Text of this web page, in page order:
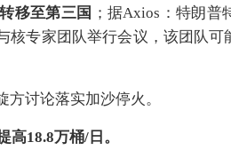
移至第三国 ；据Axios：特朗
核专家团队举行会议，该团队
讨论落实加沙停火。
高18.8万桶/日。